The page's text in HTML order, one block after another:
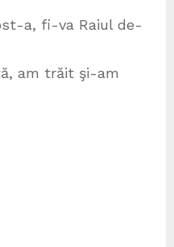
a, fi-va Raiul de-
am trăit şi-am